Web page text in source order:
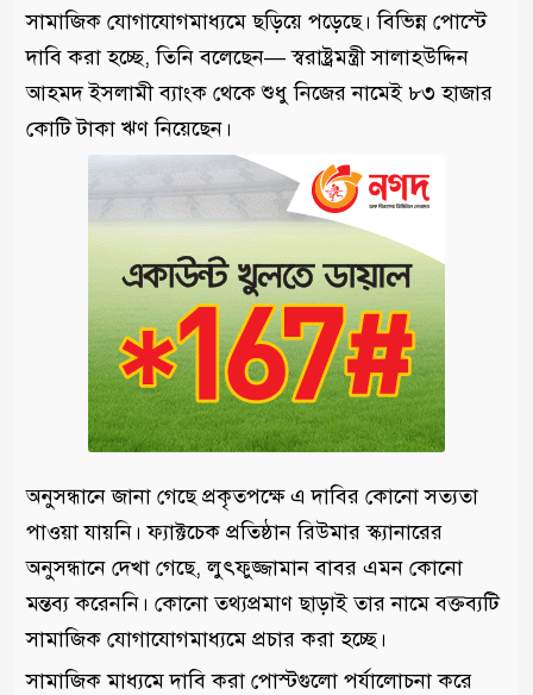
সামাজিক যোগাযোগমাধ্যমে ছড়িয়ে পড়েছে। বিভিন্ন পোস্টে
দাবি করা হচ্ছে, তিনি বলেছেন— স্বরাষ্ট্রমন্ত্রী সালাহউদ্দিন
আহমদ ইসলামী ব্যাংক থেকে শুধু নিজের নামেই ৮৩ হাজার
কোটি টাকা ঋণ নিয়েছেন।
অনুসন্ধানে জানা গেছে প্রকৃতপক্ষে এ দাবির কোনো সত্যতা
পাওয়া যায়নি। ফ্যাক্টচেক প্রতিষ্ঠান রিউমার স্ক্যানারের
অনুসন্ধানে দেখা গেছে, লুৎফুজ্জামান বাবর এমন কোনো
মন্তব্য করেননি। কোনো তথ্যপ্রমাণ ছাড়াই তার নামে বক্তব্যটি
সামাজিক যোগাযোগমাধ্যমে প্রচার করা হচ্ছে।
সামাজিক মাধ্যমে দাবি করা পোস্টগুলো পর্যালোচনা করে